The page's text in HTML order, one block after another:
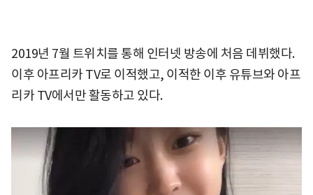
2019년 7월 트위치를 통해 인터넷 방송에 처음 데뷔했다.
이후 아프리카 TV로 이적했고, 이적한 이후 유튜브와 아프
리카 TV에서만 활동하고 있다.